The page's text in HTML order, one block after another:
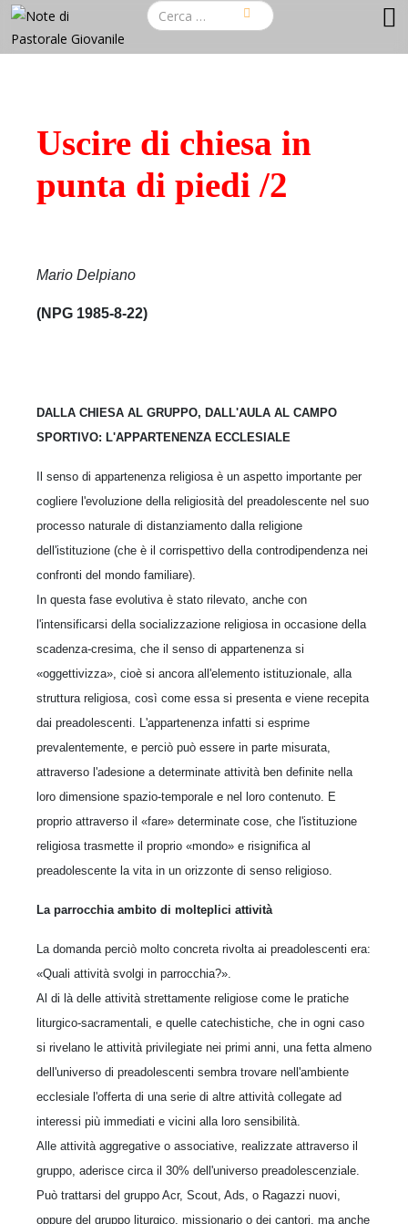
Uscire di chiesa in
punta di piedi /2
Mario Delpiano
(NPG 1985-8-22)
DALLA CHIESA AL GRUPPO, DALL'AULA AL CAMPO
SPORTIVO: L'APPARTENENZA ECCLESIALE
Il senso di appartenenza religiosa è un aspetto importante per
cogliere l'evoluzione della religiosità del preadolescente nel suo
processo naturale di distanziamento dalla religione
dell'istituzione (che è il corrispettivo della controdipendenza nei
confronti del mondo familiare).
In questa fase evolutiva è stato rilevato, anche con
l'intensificarsi della socializzazione religiosa in occasione della
scadenza-cresima, che il senso di appartenenza si
«oggettivizza», cioè si ancora all'elemento istituzionale, alla
struttura religiosa, così come essa si presenta e viene recepita
dai preadolescenti. L'appartenenza infatti si esprime
prevalentemente, e perciò può essere in parte misurata,
attraverso l'adesione a determinate attività ben definite nella
loro dimensione spazio-temporale e nel loro contenuto. E
proprio attraverso il «fare» determinate cose, che l'istituzione
religiosa trasmette il proprio «mondo» e risignifica al
preadolescente la vita in un orizzonte di senso religioso.
La parrocchia ambito di molteplici attività
La domanda perciò molto concreta rivolta ai preadolescenti era:
«Quali attività svolgi in parrocchia?».
Al di là delle attività strettamente religiose come le pratiche
liturgico-sacramentali, e quelle catechistiche, che in ogni caso
si rivelano le attività privilegiate nei primi anni, una fetta almeno
dell'universo di preadolescenti sembra trovare nell'ambiente
ecclesiale l'offerta di una serie di altre attività collegate ad
interessi più immediati e vicini alla loro sensibilità.
Alle attività aggregative o associative, realizzate attraverso il
gruppo, aderisce circa il 30% dell'universo preadolescenziale.
Può trattarsi del gruppo Acr, Scout, Ads, o Ragazzi nuovi,
oppure del gruppo liturgico, missionario o dei cantori, ma anche